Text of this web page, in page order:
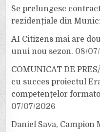
Se prelungesc
rezidențiale din
AI Citizens mai are
unui nou sezon. 08/
COMUNICAT DE
cu succes proiectul
competențelor
07/07/2026
Daniel Sava,